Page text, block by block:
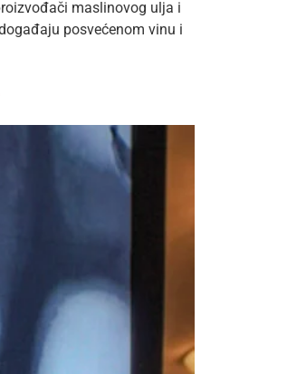
maslinovog ulja i
posvećenom vinu i